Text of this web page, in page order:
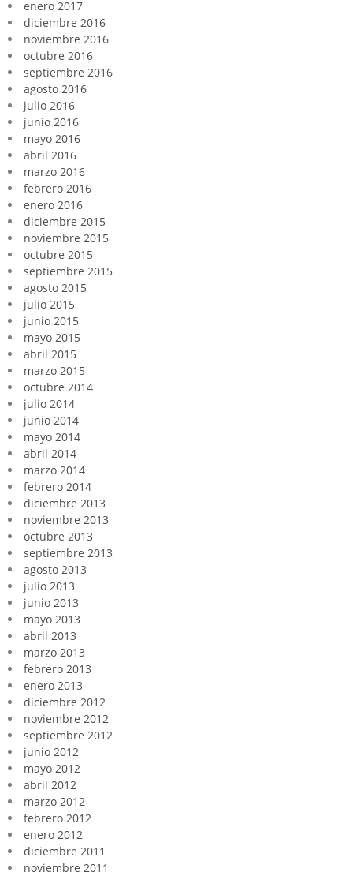
enero 2017
diciembre 2016
noviembre 2016
octubre 2016
septiembre 2016
agosto 2016
julio 2016
junio 2016
mayo 2016
abril 2016
marzo 2016
febrero 2016
enero 2016
diciembre 2015
noviembre 2015
octubre 2015
septiembre 2015
agosto 2015
julio 2015
junio 2015
mayo 2015
abril 2015
marzo 2015
octubre 2014
julio 2014
junio 2014
mayo 2014
abril 2014
marzo 2014
febrero 2014
diciembre 2013
noviembre 2013
octubre 2013
septiembre 2013
agosto 2013
julio 2013
junio 2013
mayo 2013
abril 2013
marzo 2013
febrero 2013
enero 2013
diciembre 2012
noviembre 2012
septiembre 2012
junio 2012
mayo 2012
abril 2012
marzo 2012
febrero 2012
enero 2012
diciembre 2011
noviembre 2011